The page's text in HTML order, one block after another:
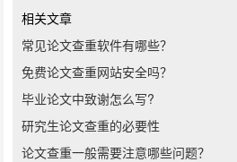
相关文章
常见论文查重软件有哪些？
免费论文查重网站安全吗？
毕业论文中致谢怎么写?
研究生论文查重的必要性
论文查重一般需要注意哪些问题？